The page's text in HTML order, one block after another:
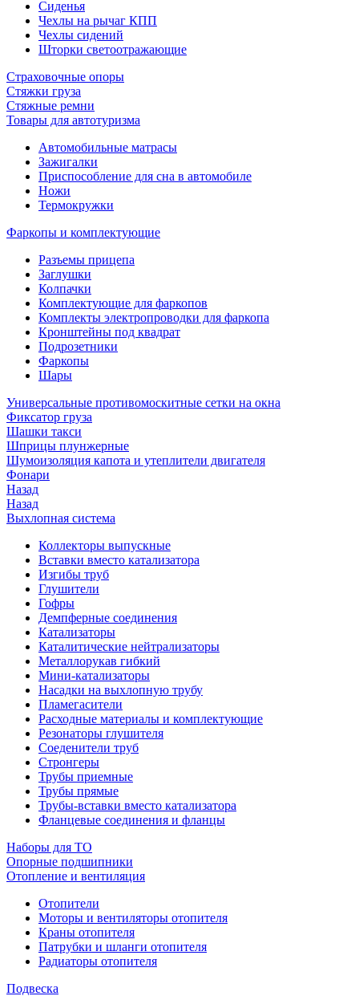
Сиденья
Чехлы на рычаг КПП
Чехлы сидений
Шторки светоотражающие
Страховочные опоры
Стяжки груза
Стяжные ремни
Товары для автотуризма
Автомобильные матрасы
Зажигалки
Приспособление для сна в автомобиле
Ножи
Термокружки
Фаркопы и комплектующие
Разъемы прицепа
Заглушки
Колпачки
Комплектующие для фаркопов
Комплекты электропроводки для фаркопа
Кронштейны под квадрат
Подрозетники
Фаркопы
Шары
Универсальные противомоскитные сетки на окна
Фиксатор груза
Шашки такси
Шприцы плунжерные
Шумоизоляция капота и утеплители двигателя
Фонари
Назад
Назад
Выхлопная система
Коллекторы выпускные
Вставки вместо катализатора
Изгибы труб
Глушители
Гофры
Демпферные соединения
Катализаторы
Каталитические нейтрализаторы
Металлорукав гибкий
Мини-катализаторы
Насадки на выхлопную трубу
Пламегасители
Расходные материалы и комплектующие
Резонаторы глушителя
Соеденители труб
Стронгеры
Трубы приемные
Трубы прямые
Трубы-вставки вместо катализатора
Фланцевые соединения и фланцы
Наборы для ТО
Опорные подшипники
Отопление и вентиляция
Отопители
Моторы и вентиляторы отопителя
Краны отопителя
Патрубки и шланги отопителя
Радиаторы отопителя
Подвеска